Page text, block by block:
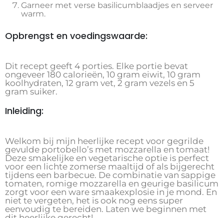
Garneer met verse basilicumblaadjes en serveer
warm.
Opbrengst en voedingswaarde:
Dit recept geeft 4 porties. Elke portie bevat
ongeveer 180 calorieën, 10 gram eiwit, 10 gram
koolhydraten, 12 gram vet, 2 gram vezels en 5
gram suiker.
Inleiding:
Welkom bij mijn heerlijke recept voor gegrilde
gevulde portobello’s met mozzarella en tomaat!
Deze smakelijke en vegetarische optie is perfect
voor een lichte zomerse maaltijd of als bijgerecht
tijdens een barbecue. De combinatie van sappige
tomaten, romige mozzarella en geurige basilicum
zorgt voor een ware smaakexplosie in je mond. En
niet te vergeten, het is ook nog eens super
eenvoudig te bereiden. Laten we beginnen met